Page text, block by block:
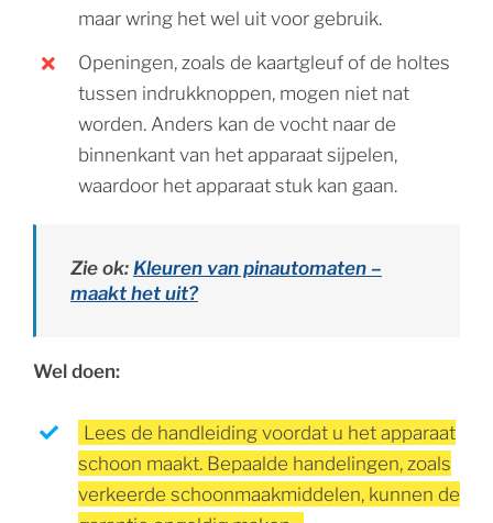
maar wring het wel uit voor gebruik.
Openingen, zoals de kaartgleuf of de holtes
tussen indrukknoppen, mogen niet nat
worden. Anders kan de vocht naar de
binnenkant van het apparaat sijpelen,
waardoor het apparaat stuk kan gaan.
Zie ok: Kleuren van pinautomaten –
maakt het uit?
Wel doen:
Lees de handleiding voordat u het apparaat
schoon maakt. Bepaalde handelingen, zoals
verkeerde schoonmaakmiddelen, kunnen de